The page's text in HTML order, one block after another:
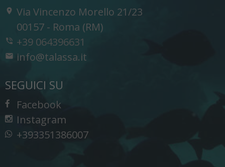
Via Vincenzo Morello 21/23
-
00157 - Roma (RM)
+39 064396631
info@talassa.it
SEGUICI SU
Facebook
Instagram
+393351386007